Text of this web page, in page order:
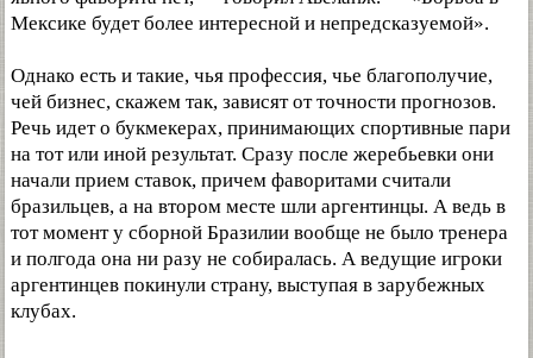
Мексике будет более интересной и непредсказуемой».
Однако есть и такие, чья профессия, чье благополучие,
чей бизнес, скажем так, зависят от точности прогнозов.
Речь идет о букмекерах, принимающих спортивные пари
на тот или иной результат. Сразу после жеребьевки они
начали прием ставок, причем фаворитами считали
бразильцев, а на втором месте шли аргентинцы. А ведь в
тот момент у сборной Бразилии вообще не было тренера
и полгода она ни разу не собиралась. А ведущие игроки
аргентинцев покинули страну, выступая в зарубежных
клубах.